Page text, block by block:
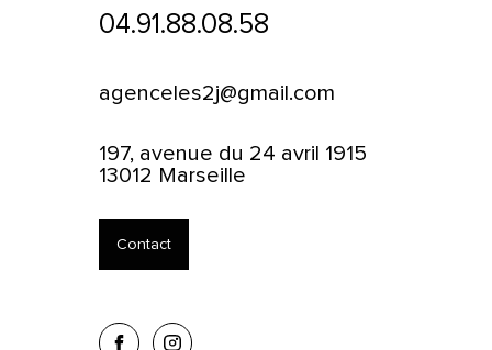
04.91.88.08.58
agenceles2j@gmail.com
197, avenue du 24 avril 1915
13012 Marseille
Contact